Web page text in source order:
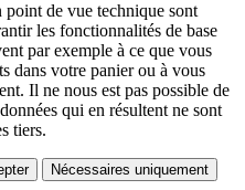
point de vue technique sont
les fonctionnalités de base
par exemple à ce que vous
dans votre panier ou à vous
Il ne nous est pas possible de
qui en résultent ne sont
tiers.
Nécessaires uniquement